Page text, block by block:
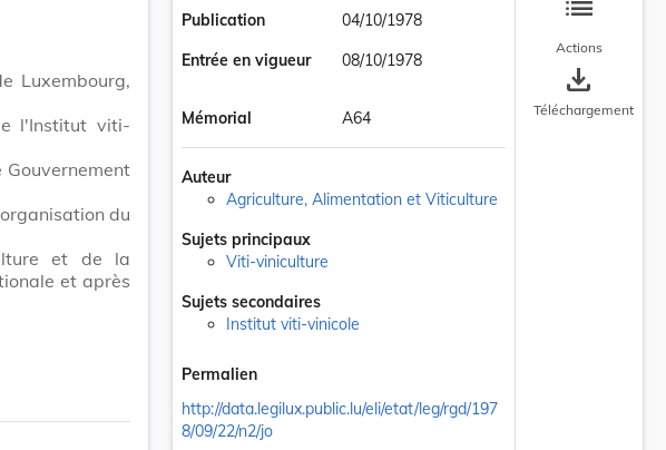
Luxembourg,
l'Institut viti-
du
et de la
et après
Publication
04/10/1978
Entrée en vigueur
08/10/1978
Mémorial A64
Auteur
Agriculture, Alimentation et Viticulture
Sujets principaux
Viti-viniculture
Sujets secondaires
Institut viti-vinicole
Permalien
http://data.legilux.public.lu/eli/etat/leg/rgd/197
8/09/22/n2/jo
list
Actions
save_alt
Téléchargement